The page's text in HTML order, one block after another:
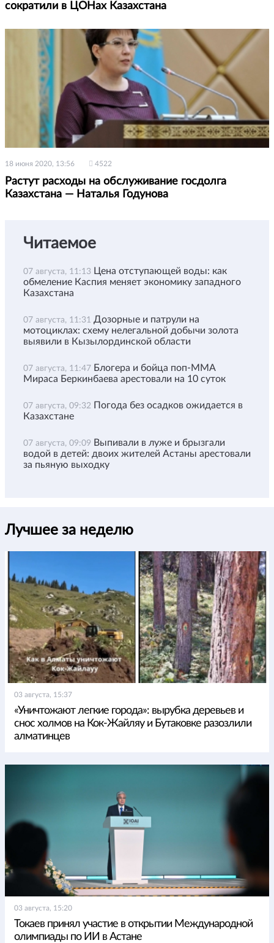
сократили в ЦОНах Казахстана
18 июня 2020, 13:56 4522
Растут расходы на обслуживание госдолга
Казахстана — Наталья Годунова
Читаемое
07 августа, 11:13 Цена отступающей воды: как
обмеление Каспия меняет экономику западного
Казахстана
07 августа, 11:31 Дозорные и патрули на
мотоциклах: схему нелегальной добычи золота
выявили в Кызылординской области
07 августа, 11:47 Блогера и бойца поп-ММА
Мираса Беркинбаева арестовали на 10 суток
07 августа, 09:32 Погода без осадков ожидается в
Казахстане
07 августа, 09:09 Выпивали в луже и брызгали
водой в детей: двоих жителей Астаны арестовали
за пьяную выходку
Лучшее за неделю
03 августа, 15:37
«Уничтожают легкие города»: вырубка деревьев и
снос холмов на Кок-Жайляу и Бутаковке разозлили
алматинцев
03 августа, 15:20
Токаев принял участие в открытии Международной
олимпиады по ИИ в Астане